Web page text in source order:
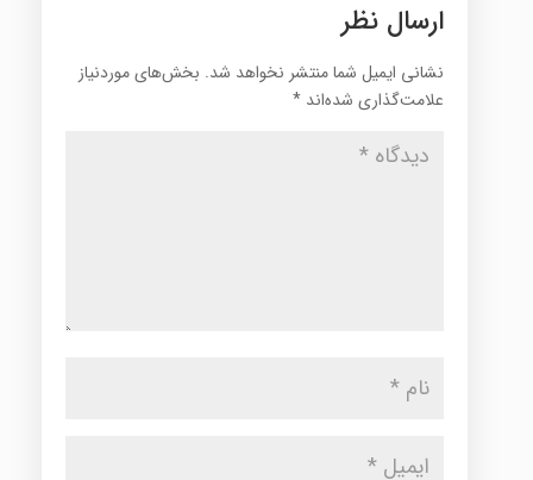
ارسال نظر
نشانی ایمیل شما منتشر نخواهد شد. بخش‌های موردنیاز
علامت‌گذاری شده‌اند *